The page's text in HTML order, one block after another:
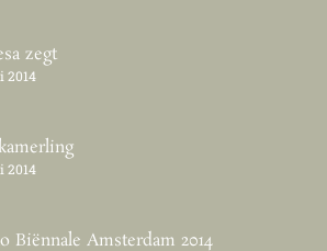
zegt
2014
2014
Biënnale Amsterdam 2014